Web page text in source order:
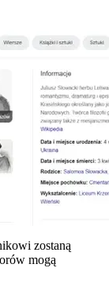
zostaną
mogą